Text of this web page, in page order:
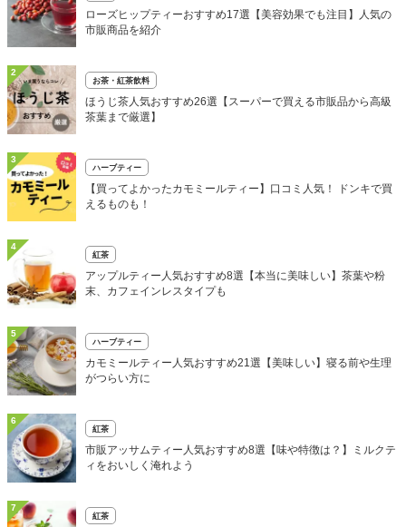
ローズヒップティーおすすめ17選【美容効果でも注目】人気の
市販商品を紹介
2
お茶・紅茶飲料
ほうじ茶人気おすすめ26選【スーパーで買える市販品から高級
茶葉まで厳選】
3
ハーブティー
【買ってよかったカモミールティー】口コミ人気！ ドンキで買
えるものも！
4
紅茶
アップルティー人気おすすめ8選【本当に美味しい】茶葉や粉
末、カフェインレスタイプも
5
ハーブティー
カモミールティー人気おすすめ21選【美味しい】寝る前や生理
がつらい方に
6
紅茶
市販アッサムティー人気おすすめ8選【味や特徴は？】ミルクテ
ィをおいしく淹れよう
7
紅茶